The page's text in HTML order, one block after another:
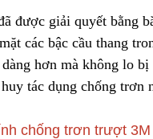
được giải quyết bằng
các bậc cầu thang
hơn mà không lo
tác dụng chống trơn
chống trơn trượt 3M
Điểm Của
Lực